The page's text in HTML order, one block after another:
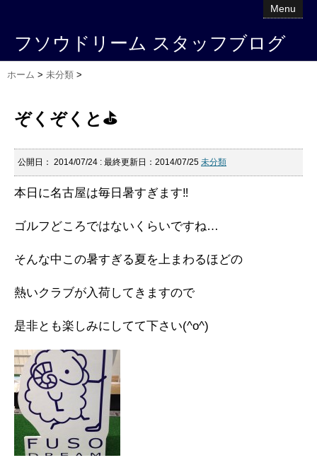
Menu
フソウドリーム スタッフブログ
ホーム > 未分類 >
ぞくぞくと⛳️
公開日： 2014/07/24 : 最終更新日：2014/07/25 未分類
本日に名古屋は毎日暑すぎます‼︎
ゴルフどころではないくらいですね…
そんな中この暑すぎる夏を上まわるほどの
熱いクラブが入荷してきますので
是非とも楽しみにしてて下さい(^o^)